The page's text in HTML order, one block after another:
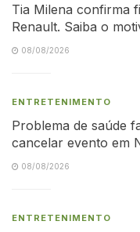
Tia Milena confirma
Renault. Saiba o
08/08/2026
ENTRETENIMENTO
Problema de saúde
cancelar evento em
08/08/2026
ENTRETENIMENTO